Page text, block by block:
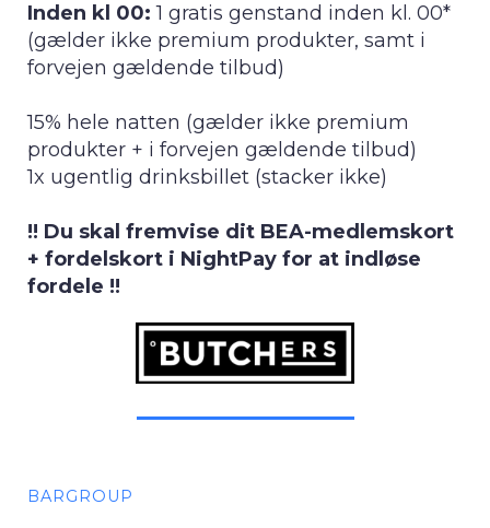
Inden kl 00:1 gratis genstand inden kl. 00*
(gælder ikke premium produkter, samt i
forvejen gældende tilbud)
15% hele natten (gælder ikke premium
produkter + i forvejen gældende tilbud)
1x ugentlig drinksbillet (stacker ikke)
!! Du skal fremvise dit BEA-medlemskort
+ fordelskort i NightPay for at indløse
fordele !!
BARGROUP